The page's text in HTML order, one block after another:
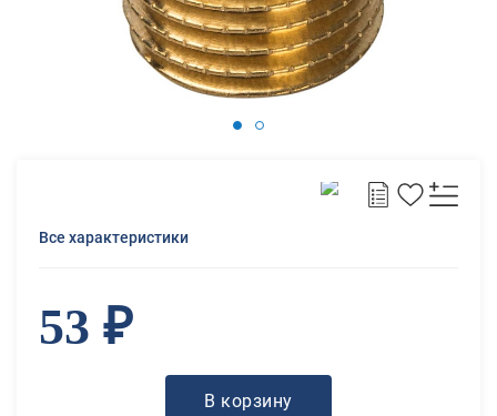
Все характеристики
53 ₽
В корзину